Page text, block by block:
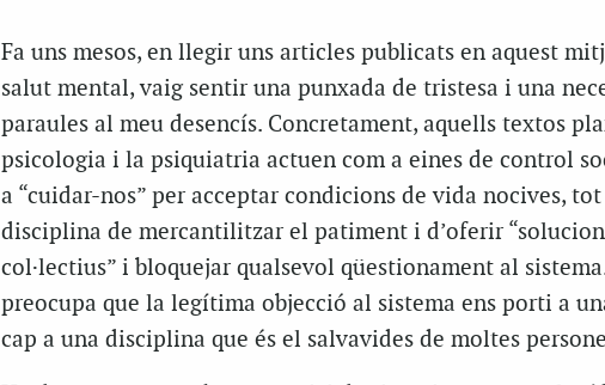
Fa uns mesos, en llegir uns articles publicats en aquest
salut mental, vaig sentir una punxada de tristesa i una
paraules al meu desencís. Concretament, aquells textos
psicologia i la psiquiatria actuen com a eines de control
a “cuidar-nos” per acceptar condicions de vida nocives,
disciplina de mercantilitzar el patiment i d’oferir
col·lectius” i bloquejar qualsevol qüestionament al
preocupa que la legítima objecció al sistema ens porti a
cap a una disciplina que és el salvavides de moltes